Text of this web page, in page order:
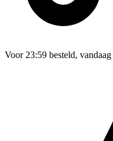
Voor 23:59 besteld,